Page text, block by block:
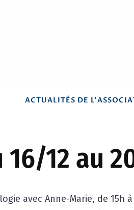
ACTUALITÉS DE
12 au
avec Anne-Marie, de 15h